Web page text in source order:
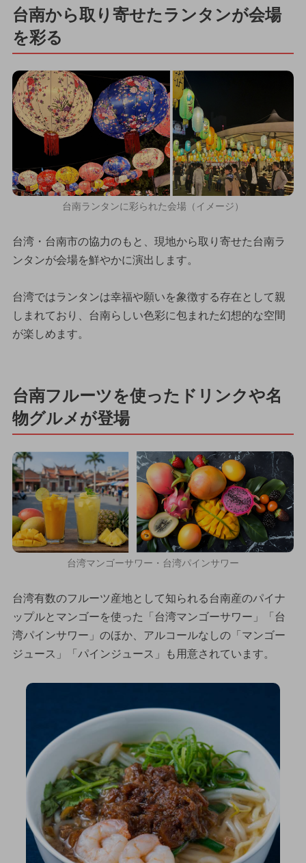
台南から取り寄せたランタンが会場
を彩る
台南ランタンに彩られた会場（イメージ）
台湾・台南市の協力のもと、現地から取り寄せた台南ラ
ンタンが会場を鮮やかに演出します。
台湾ではランタンは幸福や願いを象徴する存在として親
しまれており、台南らしい色彩に包まれた幻想的な空間
が楽しめます。
台南フルーツを使ったドリンクや名
物グルメが登場
台湾マンゴーサワー・台湾パインサワー
台湾有数のフルーツ産地として知られる台南産のパイナ
ップルとマンゴーを使った「台湾マンゴーサワー」「台
湾パインサワー」のほか、アルコールなしの「マンゴー
ジュース」「パインジュース」も用意されています。